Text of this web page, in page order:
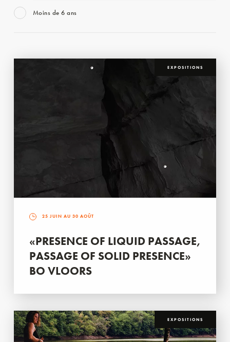
Moins de 6 ans
EXPOSITIONS
25 JUIN AU 30 AOÛT
«PRESENCE OF LIQUID PASSAGE,
PASSAGE OF SOLID PRESENCE»
BO VLOORS
EXPOSITIONS